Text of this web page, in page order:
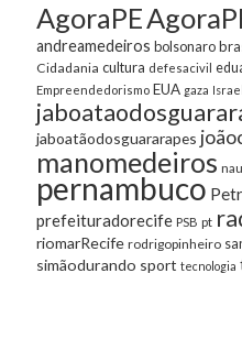
AgoraPE
andreamedeiros bolsonaro
Cidadania cultura defesacivil
Empreendedorismo EUA gaza Israel
jaboatãodosguararapes
manomedeiros
pernambuco
prefeituradorecife PSB pt
riomarRecife rodrigopinheiro
simãodurando sport tecnologia